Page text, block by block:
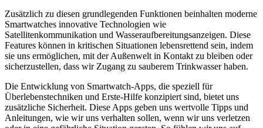
Zusätzlich zu diesen grundlegenden Funktionen beinhalten moderne
Smartwatches innovative Technologien wie
Satellitenkommunikation und Wasseraufbereitungsanzeigen. Diese
Features können in kritischen Situationen lebensrettend sein, indem
sie uns ermöglichen, mit der Außenwelt in Kontakt zu bleiben oder
sicherzustellen, dass wir Zugang zu sauberem Trinkwasser haben.
Die Entwicklung von Smartwatch-Apps, die speziell für
Überlebenstechniken und Erste-Hilfe konzipiert sind, bietet uns
zusätzliche Sicherheit. Diese Apps geben uns wertvolle Tipps und
Anleitungen, wie wir uns verhalten sollen, wenn wir uns verletzen